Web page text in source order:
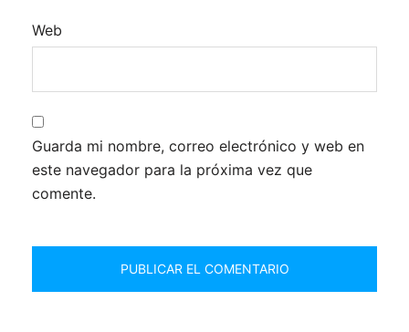
Web
Guarda mi nombre, correo electrónico y web en
este navegador para la próxima vez que
comente.